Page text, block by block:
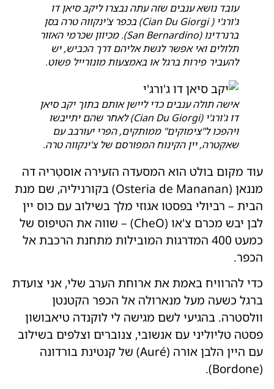
עובד נושא ענבים שזה עתה נבצרו ליקב סיאן דו
ג'ורג'י ( Cian Du Giorgi) בכפר צ'ינקווה טרה בסן
ברנרדינו (San Bernardino). מכיוון שכרמי האזור
תלולים ואי אפשר לגשת אליהם דרך הכביש, יש
להעביר פירות ברגל או באמצעות מונורייל פשוט.
אישה תולה ענבים כדי ליישן אותם בתוך יקב סיאן
דו ג'ורג'י (Cian Du Giorgi) לאחר שהם יתייבשו
ויהפכו ל"צימוקים" ממותקים, הפרי יעורבב עם
שאקֶטרה, יין הקינוח המפורסם של צ'ינקווה טרה.
עוד מקום בולט הוא המסעדה הזעירה אוסטֶריה דה
מננאן (Osteria de Mananan) בקורניליה, שם מנת
הבית – רביולי בפסטו אגוזי מלך בשילוב עם כוס יין
לבן יבש מכרם צ'או (CheO) – שווה את הטיפוס של
כמעט 400 המדרגות המובילות מתחנת הרכבת אל
הכפר.
כדי להרוויח באמת את ארוחת הערב שלי, אני צועדת
ברגל כשעה מעל מנארולה אל הכפר הקטנטן
וולסטרה. בהגיעי לשם מגישה לי לוקנדה טיאבושון
פסטה טליוליני עם אנשובי, צנוברים וצלפים בשילוב
עם היין הלבן אורה (Auré) של קנטינת בורדונה
(Bordone).